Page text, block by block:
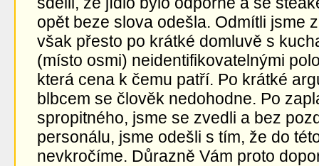
opět beze slova odešla. Odmítli jsme
však přesto po krátké domluvě s
(místo osmi) neidentifikovatelnými
která cena k čemu patří. Po krátké
blbcem se člověk nedohodne. Po
spropitného, jsme se zvedli a bez
personálu, jsme odešli s tím, že do
nevkročíme. Důrazně Vám proto